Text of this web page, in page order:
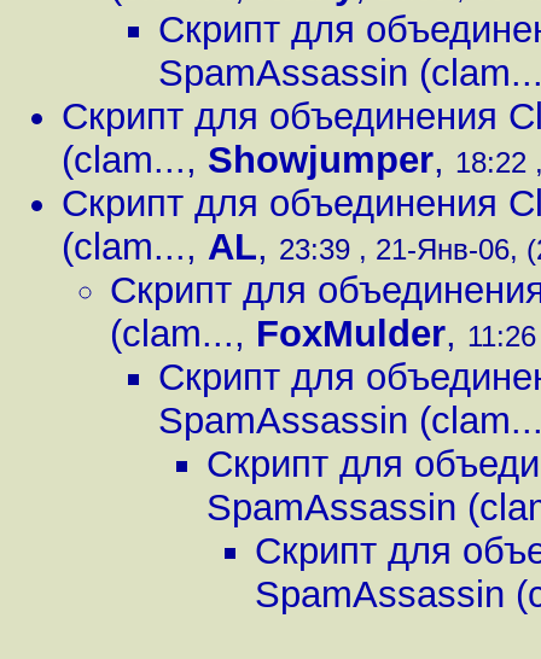
Скрипт для
SpamAssassin
Скрипт для объединения
(clam..., Showjumper, 18:22
Скрипт для объединения
(clam..., AL, 23:39 , 21-Янв-06,
Скрипт для
(clam..., FoxMulder,
Скрипт для
SpamAssassin
Скрипт для
SpamAssassin
Скрипт для
SpamAssassin